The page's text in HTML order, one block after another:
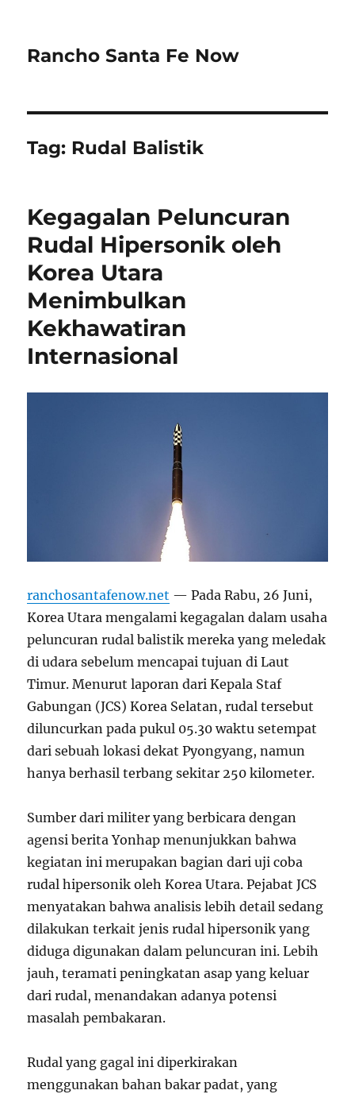
Rancho Santa Fe Now
Tag: Rudal Balistik
Kegagalan Peluncuran
Rudal Hipersonik oleh
Korea Utara
Menimbulkan
Kekhawatiran
Internasional
ranchosantafenow.net — Pada Rabu, 26 Juni,
Korea Utara mengalami kegagalan dalam usaha
peluncuran rudal balistik mereka yang meledak
di udara sebelum mencapai tujuan di Laut
Timur. Menurut laporan dari Kepala Staf
Gabungan (JCS) Korea Selatan, rudal tersebut
diluncurkan pada pukul 05.30 waktu setempat
dari sebuah lokasi dekat Pyongyang, namun
hanya berhasil terbang sekitar 250 kilometer.
Sumber dari militer yang berbicara dengan
agensi berita Yonhap menunjukkan bahwa
kegiatan ini merupakan bagian dari uji coba
rudal hipersonik oleh Korea Utara. Pejabat JCS
menyatakan bahwa analisis lebih detail sedang
dilakukan terkait jenis rudal hipersonik yang
diduga digunakan dalam peluncuran ini. Lebih
jauh, teramati peningkatan asap yang keluar
dari rudal, menandakan adanya potensi
masalah pembakaran.
Rudal yang gagal ini diperkirakan
menggunakan bahan bakar padat, yang